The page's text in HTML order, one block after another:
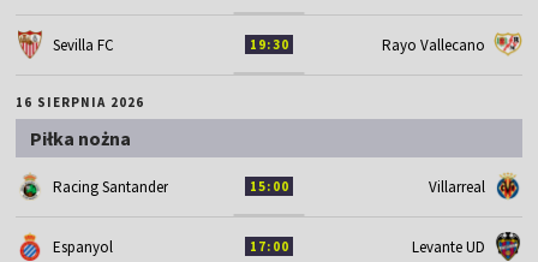
Sevilla FC 19:30 Rayo Vallecano
16 SIERPNIA 2026
Piłka nożna
Racing Santander 15:00 Villarreal
Espanyol 17:00 Levante UD